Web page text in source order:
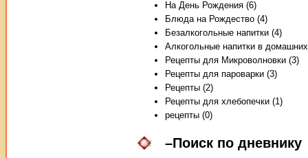
На День Рождения (6)
Блюда на Рождество (4)
Безалкогольные напитки (4)
Алкогольные напитки в
Рецепты для Микроволновки (3)
Рецепты для пароварки (3)
Рецепты (2)
Рецепты для хлебопечки (1)
рецепты (0)
–Поиск по дневнику